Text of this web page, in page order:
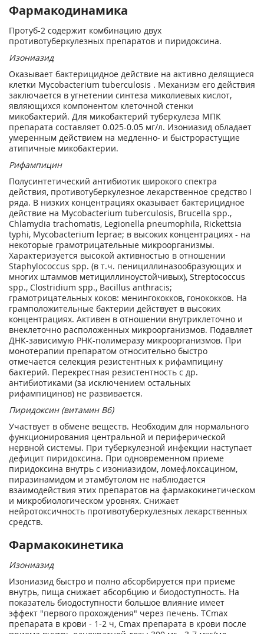
Фармакодинамика
Протуб-2 содержит комбинацию двух
противотуберкулезных препаратов и пиридоксина.
Изониазид
Оказывает бактерицидное действие на активно делящиеся
клетки Mycobacterium tuberculosis . Механизм его действия
заключается в угнетении синтеза миколиевых кислот,
являющихся компонентом клеточной стенки
микобактерий. Для микобактерий туберкулеза МПК
препарата составляет 0.025-0.05 мг/л. Изониазид обладает
умеренным действием на медленно- и быстрорастущие
атипичные микобактерии.
Рифампицин
Полусинтетический антибиотик широкого спектра
действия, противотуберкулезное лекарственное средство I
ряда. В низких концентрациях оказывает бактерицидное
действие на Mycobacterium tuberculosis, Brucella spp.,
Chlamydia trachomatis, Legionella pneumophila, Rickettsia
typhi, Mycobacterium leprae; в высоких концентрациях - на
некоторые грамотрицательные микроорганизмы.
Характеризуется высокой активностью в отношении
Staphylococcus spp. (в т.ч. пенициллиназообразующих и
многих штаммов метициллиноустойчивых), Streptococcus
spp., Clostridium spp., Bacillus anthracis;
грамотрицательных коков: менингококков, гонококков. На
грамположительные бактерии действует в высоких
концентрациях. Активен в отношении внутриклеточно и
внеклеточно расположенных микроорганизмов. Подавляет
ДНК-зависимую РНК-полимеразу микроорганизмов. При
монотерапии препаратом относительно быстро
отмечается селекция резистентных к рифампицину
бактерий. Перекрестная резистентность с др.
антибиотиками (за исключением остальных
рифампицинов) не развивается.
Пиридоксин (витамин В6)
Участвует в обмене веществ. Необходим для нормального
функционирования центральной и периферической
нервной системы. При туберкулезной инфекции наступает
дефицит пиридоксина. При одновременном приеме
пиридоксина внутрь с изониазидом, ломефлоксацином,
пиразинамидом и этамбутолом не наблюдается
взаимодействия этих препаратов на фармакокинетическом
и микробиологическом уровнях. Снижает
нейротоксичность противотуберкулезных лекарственных
средств.
Фармакокинетика
Изониазид
Изониазид быстро и полно абсорбируется при приеме
внутрь, пища снижает абсорбцию и биодоступность. На
показатель биодоступности большое влияние имеет
эффект "первого прохождения" через печень. TCmax
препарата в крови - 1-2 ч, Cmax препарата в крови после